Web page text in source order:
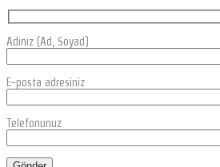
Adınız (Ad, Soyad)
E-posta adresiniz
Telefonunuz